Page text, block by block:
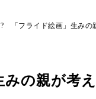
「フライド絵画」生みの
の親が考